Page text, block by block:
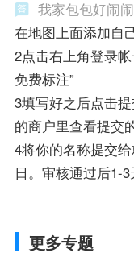
我家包包好闹闹
在地图上面添加自
2点击右上角登录
免费标注”
3填写好之后点击
的商户里查看提交
4将你的名称提交
日。审核通过后1-
更多专题